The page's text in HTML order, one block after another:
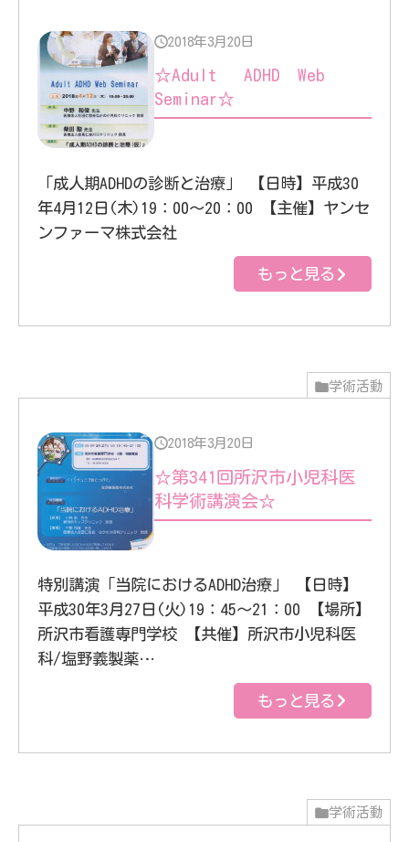
2018年3月20日
☆Adult ADHD Web
Seminar☆
「成人期ADHDの診断と治療」 【日時】平成30
年4月12日(木)19：00～20：00 【主催】ヤンセ
ンファーマ株式会社
もっと見る
学術活動
2018年3月20日
☆第341回所沢市小児科医
科学術講演会☆
特別講演「当院におけるADHD治療」 【日時】
平成30年3月27日(火)19：45～21：00 【場所】
所沢市看護専門学校 【共催】所沢市小児科医
科/塩野義製薬…
もっと見る
学術活動